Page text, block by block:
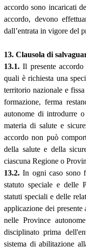
accordo sono incaricati
accordo, devono
dall’entrata in vigore del
13. Clausola di
13.1. Il presente
quali è richiesta una
territorio nazionale e
formazione, ferma
autonome di introdurre
materia di salute e
accordo non può
della salute e della
ciascuna Regione o
13.2. In ogni caso sono
statuto speciale e delle
statuti speciali e delle
applicazione dei
nelle Province
disciplinato prima
sistema di abilitazione